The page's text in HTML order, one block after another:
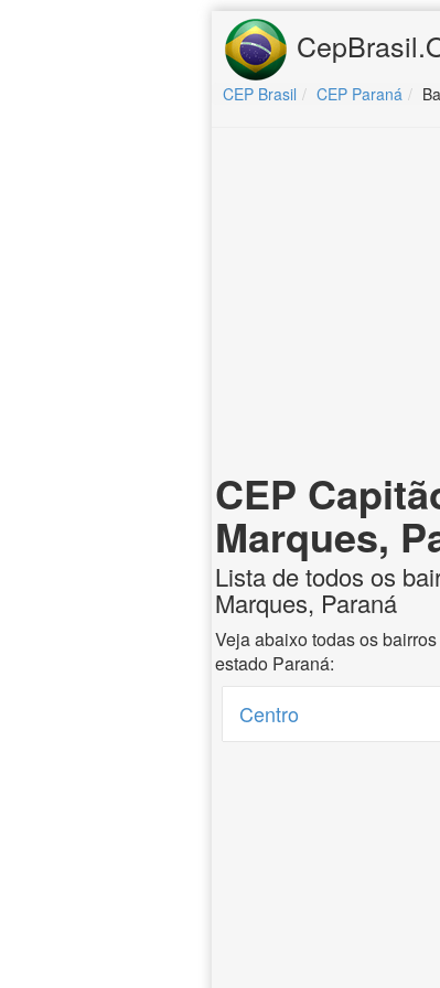
CEP Brasil CEP Paraná
CEP
Marques,
Lista de todos os
Marques, Paraná
Veja abaixo todas os
estado Paraná:
Centro